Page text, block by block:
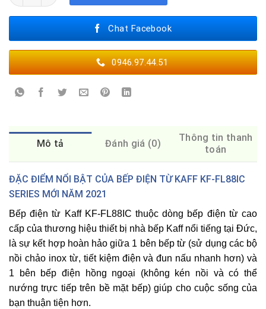
Chat Facebook
0946.97.44.51
Mô tả Đánh giá (0)
Thông tin thanh
toán
ĐẶC ĐIỂM NỔI BẬT CỦA BẾP ĐIỆN TỪ KAFF KF-FL88IC
SERIES MỚI NĂM 2021
Bếp điện từ Kaff KF-FL88IC thuộc dòng bếp điện từ cao
cấp của thương hiệu thiết bị nhà bếp Kaffnổi tiếng tại Đức,
là sự kết hợp hoàn hảo giữa 1 bên bếp từ (sử dụng các bộ
nồi chảo inox từ, tiết kiệm điện và đun nấu nhanh hơn) và
1 bên bếp điện hồng ngoại (không kén nồi và có thể
nướng trực tiếp trên bề mặt bếp) giúp cho cuộc sống của
bạn thuận tiện hơn.